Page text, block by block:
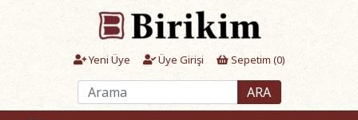
Yeni Üye Üye Girişi Sepetim (0)
ARA